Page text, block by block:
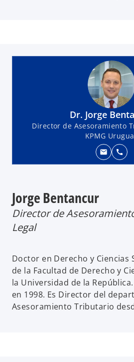
Dr. Jorge
Director de Asesoramiento
KPMG
mail call
Jorge Bentancur
Director de
Legal
Doctor en Derecho y Ciencias
de la Facultad de Derecho y
la Universidad de la
en 1998. Es Director del
Asesoramiento Tributario